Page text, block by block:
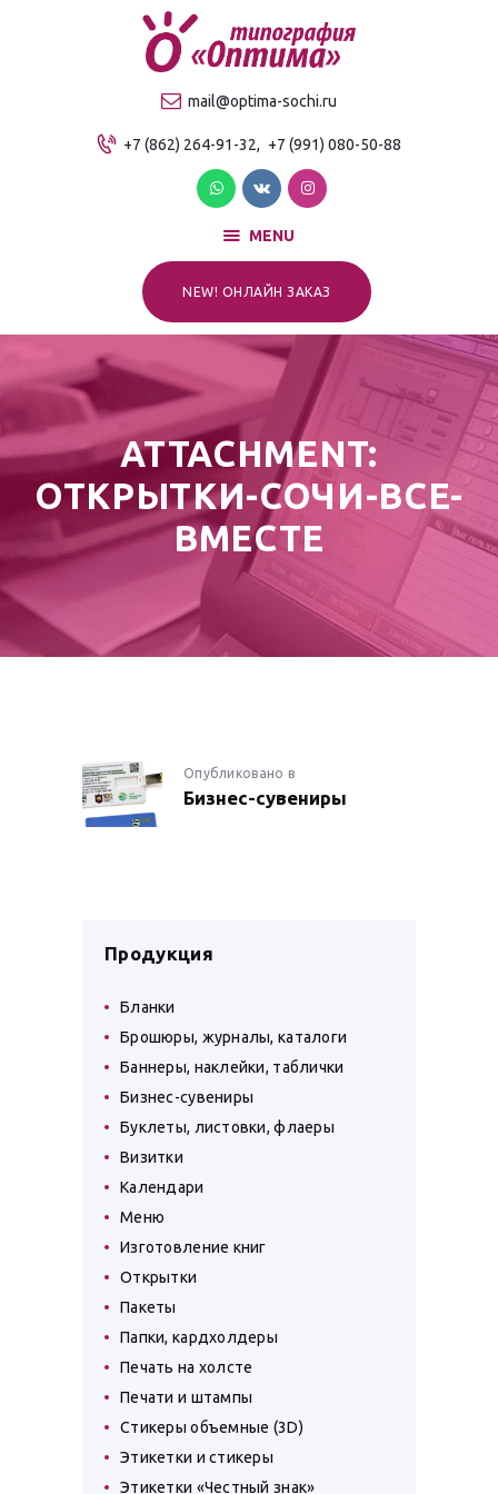
mail@optima-sochi.ru
+7 (862) 264-91-32, +7 (991) 080-50-88
MENU
NEW! ОНЛАЙН ЗАКАЗ
ATTACHMENT:
ОТКРЫТКИ-СОЧИ-ВСЕ-
ВМЕСТЕ
Качественная типография в Сочи
О компании
Продукция
Услуги
Прайс-лист
Для клиентов
НАВИГАЦИЯ
ПО
Опубликовано вПредыдущая
запись:
Бизнес-сувениры
Продукция
Бланки
Брошюры, журналы, каталоги
Баннеры, наклейки, таблички
Бизнес-сувениры
Буклеты, листовки, флаеры
Визитки
Календари
Меню
Изготовление книг
Открытки
Пакеты
Папки, кардхолдеры
Печать на холсте
Печати и штампы
Стикеры объемные (3D)
Этикетки и стикеры
Этикетки «Честный знак»